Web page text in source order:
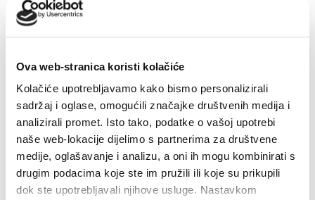
Ova web-stranica koristi kolačiće
Kolačiće upotrebljavamo kako bismo personalizirali
sadržaj i oglase, omogućili značajke društvenih medija i
analizirali promet. Isto tako, podatke o vašoj upotrebi
naše web-lokacije dijelimo s partnerima za društvene
medije, oglašavanje i analizu, a oni ih mogu kombinirati s
drugim podacima koje ste im pružili ili koje su prikupili
dok ste upotrebljavali njihove usluge. Nastavkom
4. kolovoza 2026.